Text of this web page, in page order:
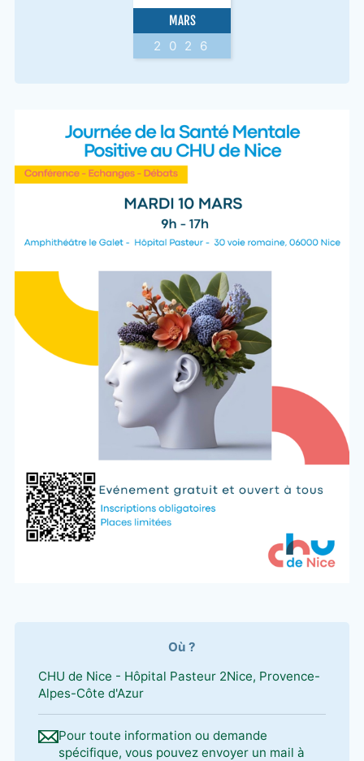
MARS
2026
Où ?
CHU de Nice - Hôpital Pasteur 2Nice, Provence-
Alpes-Côte d'Azur
Pour toute information ou demande
spécifique, vous pouvez envoyer un mail à